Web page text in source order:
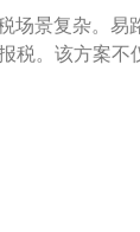
场景复杂。
税。该方案不